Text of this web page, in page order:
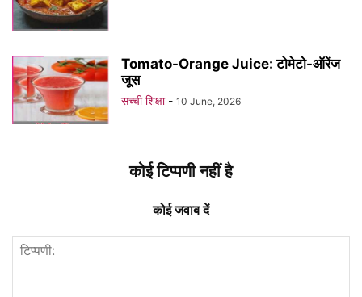
Tomato-Orange Juice: टोमेटो-ऑरेंज
जूस
सच्ची शिक्षा - 10 June, 2026
कोई टिप्पणी नहीं है
कोई जवाब दें